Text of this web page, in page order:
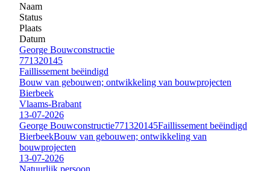
Naam
Status
Plaats
Datum
George Bouwconstructie
771320145
Faillissement beëindigd
Bouw van gebouwen; ontwikkeling van bouwprojecten
Bierbeek
Vlaams-Brabant
13-07-2026
George Bouwconstructie771320145Faillissement beëindigd
BierbeekBouw van gebouwen; ontwikkeling van
bouwprojecten
13-07-2026
Natuurlijk persoon